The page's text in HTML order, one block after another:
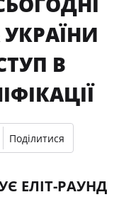
В
Поділитися
ЕЛІТ-РАУНД